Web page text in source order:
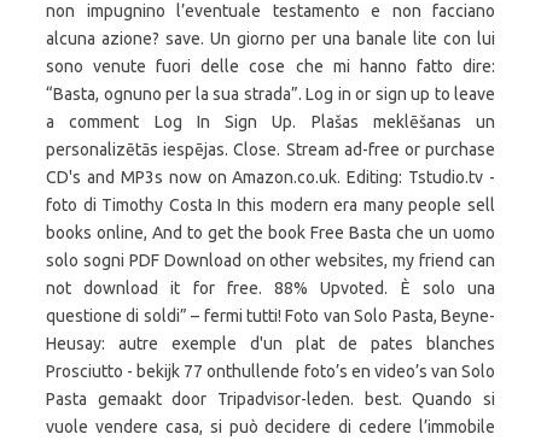
non impugnino l’eventuale testamento e non facciano
alcuna azione? save. Un giorno per una banale lite con lui
sono venute fuori delle cose che mi hanno fatto dire:
“Basta, ognuno per la sua strada”. Log in or sign up to leave
a comment Log In Sign Up. Plašas meklēšanas un
personalizētās iespējas. Close. Stream ad-free or purchase
CD's and MP3s now on Amazon.co.uk. Editing: Tstudio.tv -
foto di Timothy Costa In this modern era many people sell
books online, And to get the book Free Basta che un uomo
solo sogni PDF Download on other websites, my friend can
not download it for free. 88% Upvoted. È solo una
questione di soldi” – fermi tutti! Foto van Solo Pasta, Beyne-
Heusay: autre exemple d'un plat de pates blanches
Prosciutto - bekijk 77 onthullende foto’s en video’s van Solo
Pasta gemaakt door Tripadvisor-leden. best. Quando si
vuole vendere casa, si può decidere di cedere l’immobile